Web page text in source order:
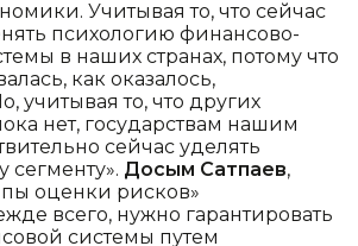
Учитывая то, что сейчас
психологию финансово-
в наших странах, потому что
как оказалось,
учитывая то, что других
нет, государствам нашим
сейчас уделять
сегменту». Досым Сатпаев,
оценки рисков»
всего, нужно гарантировать
системы путем